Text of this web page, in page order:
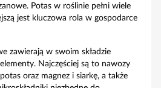
Potas w roślinie pełni wiele
jest kluczowa rola w gospodarce
zawierają w swoim składzie
Najczęściej są to nawozy
oraz magnez i siarkę, a także